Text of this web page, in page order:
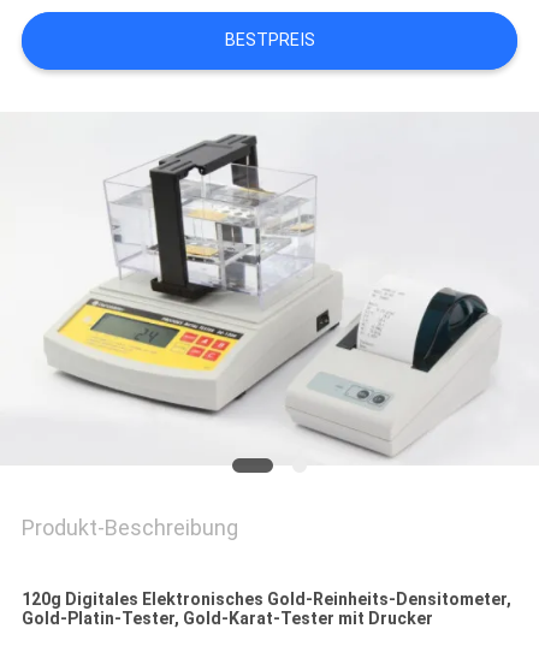
SIE
EIN
SITEMAP
PRIVACY
POLICY
BESTPREIS
Produkt-Beschreibung
120g Digitales Elektronisches Gold-Reinheits-Densitometer,
Gold-Platin-Tester, Gold-Karat-Tester mit Drucker